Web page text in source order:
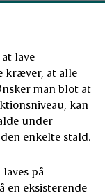
lave
kræver, at alle
man blot at
kan
under
enkelte stald.
på
en eksisterende